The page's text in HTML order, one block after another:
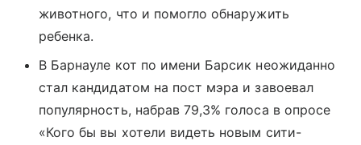
животного, что и помогло обнаружить
ребенка.
В Барнауле кот по имени Барсик неожиданно
стал кандидатом на пост мэра и завоевал
популярность, набрав 79,3% голоса в опросе
«Кого бы вы хотели видеть новым сити-